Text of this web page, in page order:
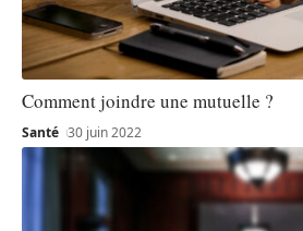
Comment joindre une mutuelle ?
Santé 30 juin 2022